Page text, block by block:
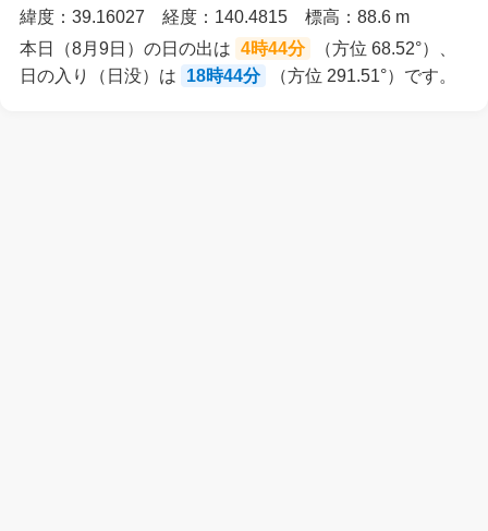
緯度：39.16027 経度：140.4815 標高：88.6 m
本日（8月9日）の日の出は 4時44分
（方位 68.52°）、
日の入り（日没）は
18時44分 （方位 291.51°）です。